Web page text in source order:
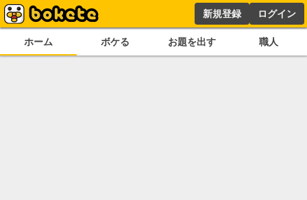
新規登録 ログイン
ホーム ボケる お題を出す 職人